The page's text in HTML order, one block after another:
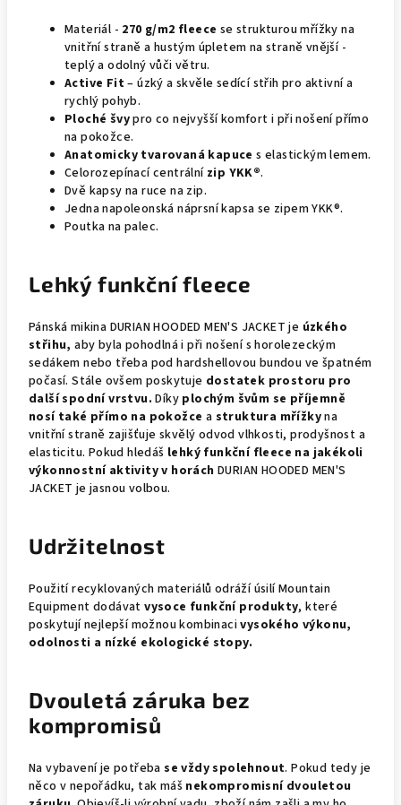
Materiál - 270 g/m2 fleece se strukturou mřížky na
vnitřní straně a hustým úpletem na straně vnější -
teplý a odolný vůči větru.
Active Fit– úzký a skvěle sedící střih pro aktivní a
rychlý pohyb.
Ploché švypro co nejvyšší komfort i při nošení přímo
na pokožce.
Anatomicky tvarovaná kapuce s elastickým lemem.
Celorozepínací centrální zip YKK®.
Dvě kapsy na ruce na zip.
Jedna napoleonská náprsní kapsa se zipem YKK®.
Poutka na palec.
Lehký funkční fleece
Pánská mikina DURIAN HOODED MEN'S JACKET je úzkého
střihu, aby byla pohodlná i při nošení s horolezeckým
sedákem nebo třeba pod hardshellovou bundou ve špatném
počasí. Stále ovšem poskytuje dostatek prostoru pro
další spodní vrstvu. Díky plochým švům se příjemně
nosí také přímo na pokožce a struktura mřížkyna
vnitřní straně zajišťuje skvělý odvod vlhkosti, prodyšnost a
elasticitu. Pokud hledáš lehký funkční fleece na jakékoli
výkonnostní aktivity v horách DURIAN HOODED MEN'S
JACKET je jasnou volbou.
Udržitelnost
Použití recyklovaných materiálů odráží úsilí Mountain
Equipment dodávat vysoce funkční produkty, které
poskytují nejlepší možnou kombinacivysokého výkonu,
odolnosti a nízké ekologické stopy.
Dvouletá záruka bez
kompromisů
Na vybavení je potřebase vždy spolehnout. Pokud tedy je
něco v nepořádku, tak máš nekompromisní dvouletou